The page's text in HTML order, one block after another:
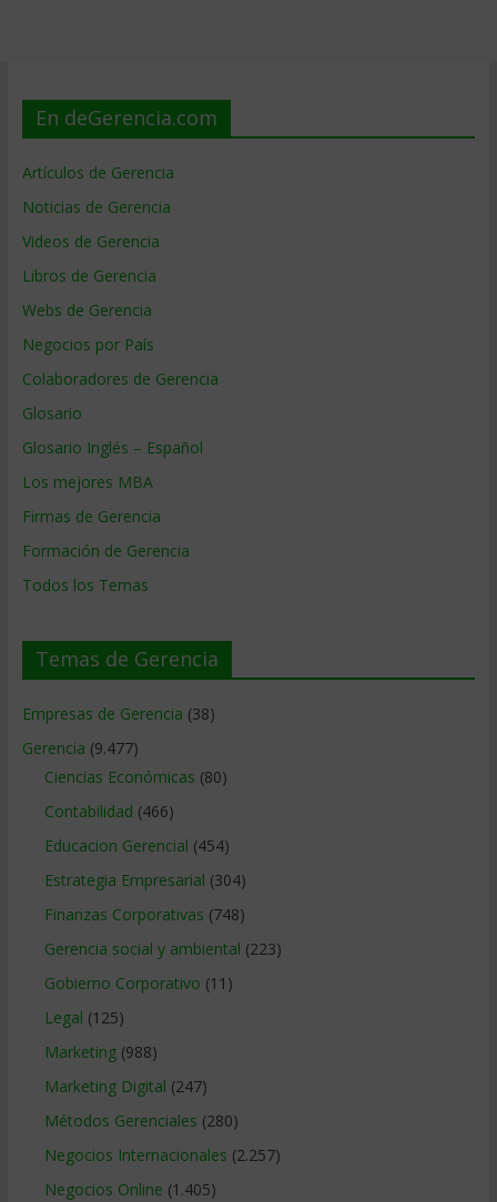
En deGerencia.com
Artículos de Gerencia
Noticias de Gerencia
Videos de Gerencia
Libros de Gerencia
Webs de Gerencia
Negocios por País
Colaboradores de Gerencia
Glosario
Glosario Inglés – Español
Los mejores MBA
Firmas de Gerencia
Formación de Gerencia
Todos los Temas
Temas de Gerencia
Empresas de Gerencia (38)
Gerencia (9.477)
Ciencias Económicas (80)
Contabilidad (466)
Educacion Gerencial (454)
Estrategia Empresarial (304)
Finanzas Corporativas (748)
Gerencia social y ambiental (223)
Gobierno Corporativo (11)
Legal (125)
Marketing(988)
Marketing Digital (247)
Métodos Gerenciales (280)
Negocios Internacionales (2.257)
Negocios Online (1.405)